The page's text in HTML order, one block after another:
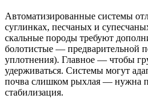
Автоматизированные системы
суглинках, песчаных и
скальные породы требуют
болотистые — предварительной
уплотнения). Главное — чтобы
удерживаться. Системы могут
почва слишком рыхлая — нужна
стабилизация.